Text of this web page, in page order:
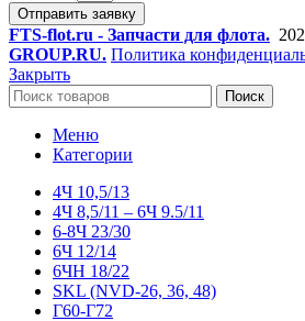
Отправить заявку
FTS-flot.ru - Запчасти для флота.
GROUP.RU. Политика
Закрыть
Поиск
Меню
Категории
4Ч 10,5/13
4Ч 8,5/11 – 6Ч 9.5/11
6-8Ч 23/30
6Ч 12/14
6ЧН 18/22
SKL (NVD-26, 36, 48)
Г60-Г72